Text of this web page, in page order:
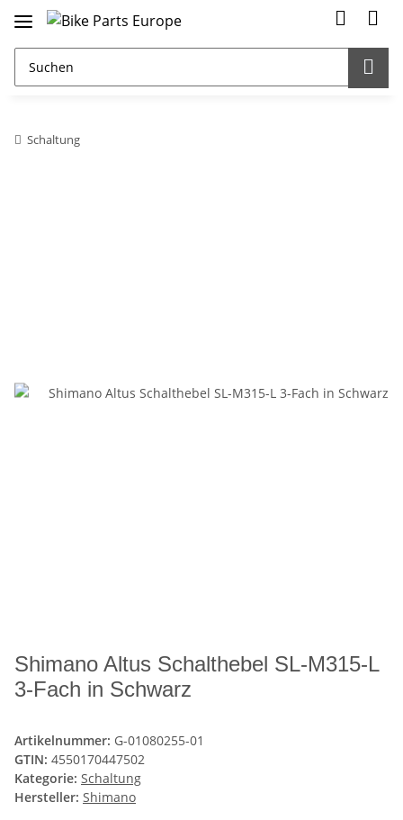
Schaltung
Shimano Altus Schalthebel SL-M315-L
3-Fach in Schwarz
Artikelnummer: G-01080255-01
GTIN: 4550170447502
Kategorie: Schaltung
Hersteller: Shimano